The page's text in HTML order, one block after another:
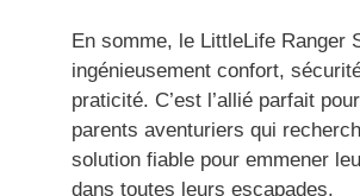
En somme, le LittleLife Ranger
ingénieusement confort,
praticité. C’est l’allié parfait
parents aventuriers qui
solution fiable pour emmener
dans toutes leurs escapades.